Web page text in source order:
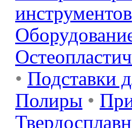
инструментов
• Подставки
Полиры •